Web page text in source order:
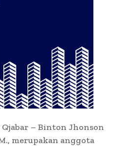
– Binton Jhonson
merupakan anggota